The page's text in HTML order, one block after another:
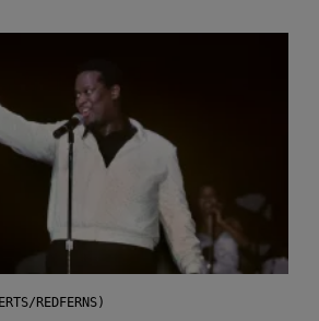
REDFERNS)